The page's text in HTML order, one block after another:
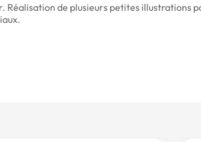
Réalisation de plusieurs petites illustrations